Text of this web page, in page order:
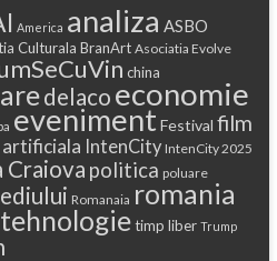
America analiza ASBO
Culturala BranArt Asociatia Evolve
china
delaco economie
eveniment Festival film
IntenCity IntenCity 2025
Craiova politica poluare
Romanaia romania
tehnologie timp liber Trump